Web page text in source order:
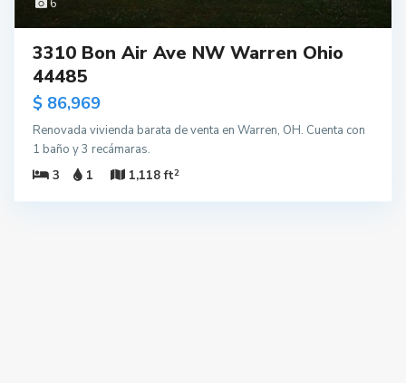
6
3310 Bon Air Ave NW Warren Ohio
44485
$ 86,969
Renovada vivienda barata de venta en Warren, OH. Cuenta con
1 baño y 3 recámaras.
3
1 1,118 ft2